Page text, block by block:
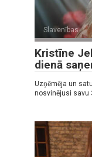
Slavenības
Kristīne
dienā
Uzņēmēja un
nosvinējusi savu